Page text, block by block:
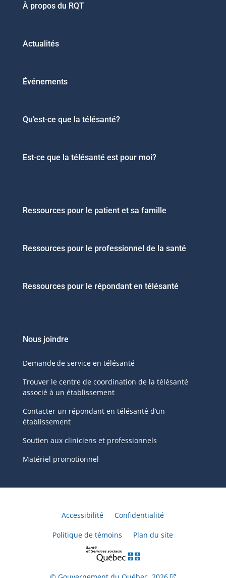
À propos du RQT
Actualités
Événements
Qu’est-ce que la télésanté?
Est-ce que la télésanté est pour moi?
Ressources pour le patient et sa famille
Ressources pour le professionnel de la santé
Ressources pour le répondant en télésanté
Nous joindre
Demande de service en télésanté
Trouver le centre de coordination de la télésanté
associé à un établissement
Contacter un répondant en télésanté d’un
établissement
Soutien aux cliniciens et professionnels
Matériel promotionnel
Accessibilité Confidentialité
Politique de témoins Plan du site